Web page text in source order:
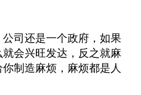
司还是一个政府，如果
会兴旺发达，反之就麻
制造麻烦，麻烦都是人